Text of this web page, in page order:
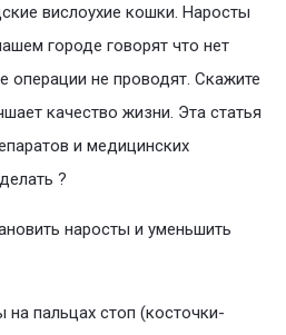
вислоухие кошки. Наросты
городе говорят что нет
операции не проводят. Скажите
качество жизни. Эта статья
и медицинских
?
наросты и уменьшить
пальцах стоп (косточки-